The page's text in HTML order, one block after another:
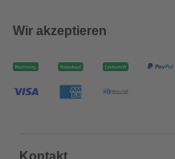
Wir akzeptieren